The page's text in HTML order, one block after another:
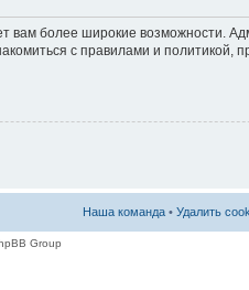
вам более широкие возможности.
с правилами и
Наша команда • Удалить
Group